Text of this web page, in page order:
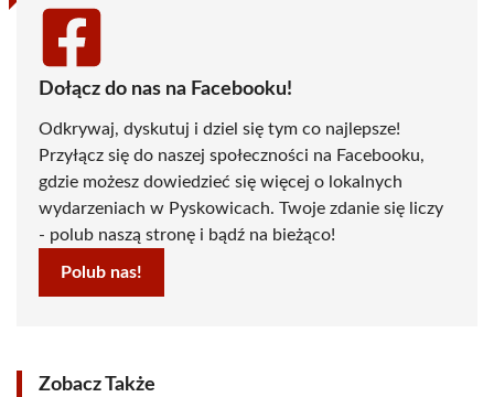
Dołącz do nas na Facebooku!
Odkrywaj, dyskutuj i dziel się tym co najlepsze!
Przyłącz się do naszej społeczności na Facebooku,
gdzie możesz dowiedzieć się więcej o lokalnych
wydarzeniach w Pyskowicach. Twoje zdanie się liczy
- polub naszą stronę i bądź na bieżąco!
Polub nas!
Zobacz Także